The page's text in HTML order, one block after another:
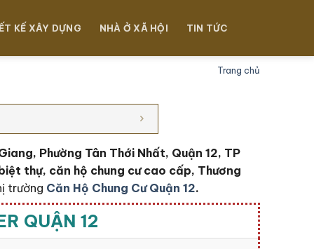
KẾ XÂY DỰNG NHÀ Ở XÃ HỘI TIN TỨC
Trang chủ
Phường Tân Thới Nhất, Quận 12, TP
thự, căn hộ chung cư cao cấp, Thương
trường Căn Hộ Chung Cư Quận 12.
QUẬN 12